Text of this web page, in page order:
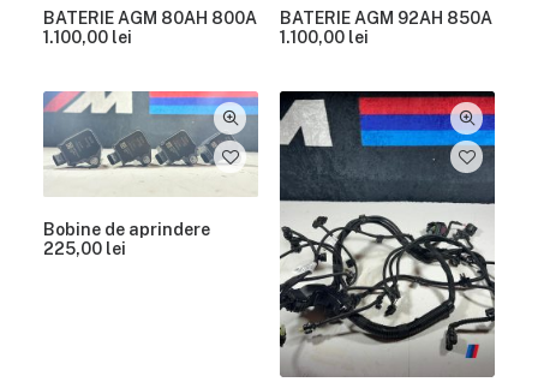
BATERIE AGM 80AH 800A
1.100,00 lei
BATERIE AGM 92AH 850A
1.100,00 lei
Bobine de aprindere
225,00 lei